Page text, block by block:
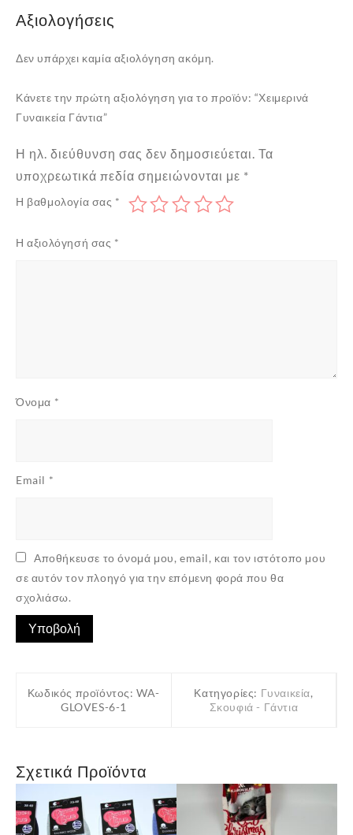
Αξιολογήσεις
Δεν υπάρχει καμία αξιολόγηση ακόμη.
Κάνετε την πρώτη αξιολόγηση για το προϊόν: “Χειμερινά
Γυναικεία Γάντια”
Η ηλ. διεύθυνση σας δεν δημοσιεύεται. Τα
υποχρεωτικά πεδία σημειώνονται με *
Η βαθμολογία σας *
Η αξιολόγησή σας *
Όνομα *
Email *
Αποθήκευσε το όνομά μου, email, και τον ιστότοπο μου
σε αυτόν τον πλοηγό για την επόμενη φορά που θα
σχολιάσω.
Κωδικός προϊόντος:WA-
GLOVES-6-1
Κατηγορίες: Γυναικεία,
Σκουφιά - Γάντια
Σχετικά Προϊόντα